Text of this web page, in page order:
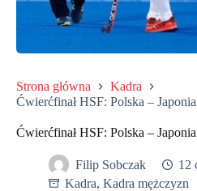
Strona główna
Kadra
Ćwierćfinał HSF: Polska –
Ćwierćfinał HSF: Polska –
Filip Sobczak
12
Kadra, Kadra mężczyzn